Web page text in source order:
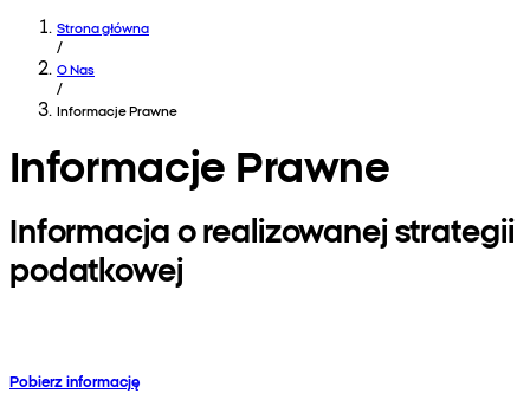
Strona główna
/
O Nas
/
Informacje Prawne
Informacje Prawne
Informacja o realizowanej strategii
podatkowej
Pobierz informację